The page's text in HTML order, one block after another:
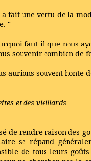
a fait une vertu de la
"
faut-il que nous
souvenir combien de
aurions souvent honte
et des vieillards
de rendre raison des
se répand
de tous leurs